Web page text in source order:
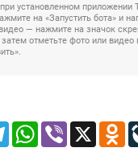
установленном приложении
на «Запустить бота» и
— нажмите на значок
отметьте фото или видео
TelegramWhatsApp
Viber X